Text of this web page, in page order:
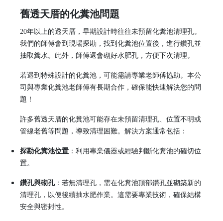
舊透天厝的化糞池問題
20年以上的透天厝，早期設計時往往未預留化糞池清理孔。
我們的師傅會到現場探勘，找到化糞池位置後，進行鑽孔並
抽取糞水。此外，師傅還會砌好水肥孔，方便下次清理。
若遇到特殊設計的化糞池，可能需請專業老師傅協助。本公
司與專業化糞池老師傅有長期合作，確保能快速解決您的問
題！
許多舊透天厝的化糞池可能存在未預留清理孔、位置不明或
管線老舊等問題，導致清理困難。解決方案通常包括：
探勘化糞池位置 ：利用專業儀器或經驗判斷化糞池的確切位
置。
鑽孔與砌孔：若無清理孔，需在化糞池頂部鑽孔並砌築新的
清理孔，以便後續抽水肥作業。這需要專業技術，確保結構
安全與密封性。